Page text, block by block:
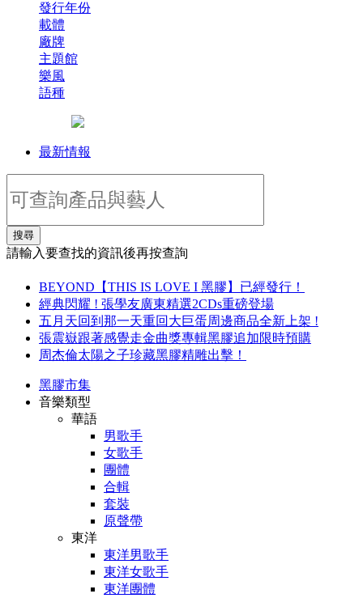
發行年份
載體
廠牌
主題館
樂風
語種
最新情報
搜尋
請輸入要查找的資訊後再按查詢
BEYOND【THIS IS LOVE I 黑膠】已經發行！
經典閃耀 ! 張學友廣東精選2CDs重磅登場
五月天回到那一天重回大巨蛋周邊商品全新上架 !
張震嶽跟著感覺走金曲獎專輯黑膠追加限時預購
周杰倫太陽之子珍藏黑膠精雕出擊！
黑膠市集
音樂類型
華語
男歌手
女歌手
團體
合輯
套裝
原聲帶
東洋
東洋男歌手
東洋女歌手
東洋團體